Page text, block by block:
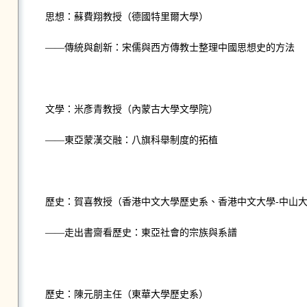
思想：蘇費翔教授（德國特里爾大學）
——傳統與創新：宋儒與西方傳教士整理中國思想史的方法
文學：米彥青教授（內蒙古大學文學院）
——東亞蒙漢交融：八旗科舉制度的拓植
歷史：賀喜教授（香港中文大學歷史系、香港中文大學-中山
——走出書齋看歷史：東亞社會的宗族與系譜
歷史：陳元朋主任（東華大學歷史系）